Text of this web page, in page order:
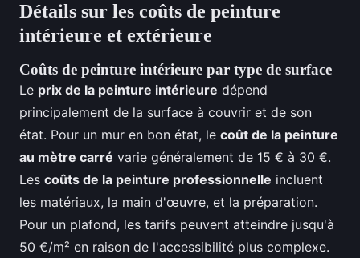
Détails sur les coûts de peinture
intérieure et extérieure
Coûts de peinture intérieure par type de surface
Le prix de la peinture intérieure dépend
principalement de la surface à couvrir et de son
état. Pour un mur en bon état, le coût de la peinture
au mètre carré varie généralement de 15 € à 30 €.
Les coûts de la peinture professionnelle incluent
les matériaux, la main d'œuvre, et la préparation.
Pour un plafond, les tarifs peuvent atteindre jusqu'à
50 €/m² en raison de l'accessibilité plus complexe.